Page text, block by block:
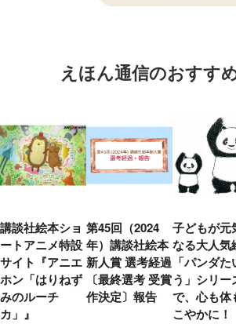
えほん通信のおすす
講談社絵本ショ
ートアニメ特設
サイト『アニエ
ホン「はりねず
みのルーチ
カ」』
第45回（2024
年）講談社絵本
新人賞 選考経過
〔最終選考 受賞
作決定〕報告
子どもが元
なる大人気
「パンダ
う」シリー
で、心も体
こやかに！